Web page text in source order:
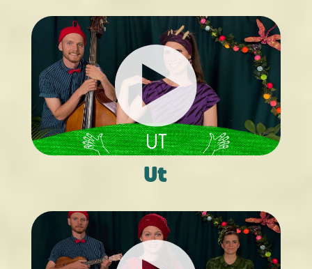
Ut